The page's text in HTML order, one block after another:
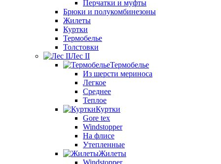
Перчатки и муфты
Брюки и полукомбинезоны
Жилеты
Куртки
Термобелье
Толстовки
Лес II
Термобелье
Из шерсти мериноса
Легкое
Среднее
Теплое
Куртки
Gore tex
Windstopper
На флисе
Утепленные
Жилеты
Windstopper